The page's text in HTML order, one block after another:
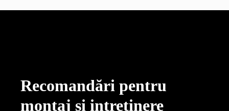
Recomandări pentru
montaj și intreținere